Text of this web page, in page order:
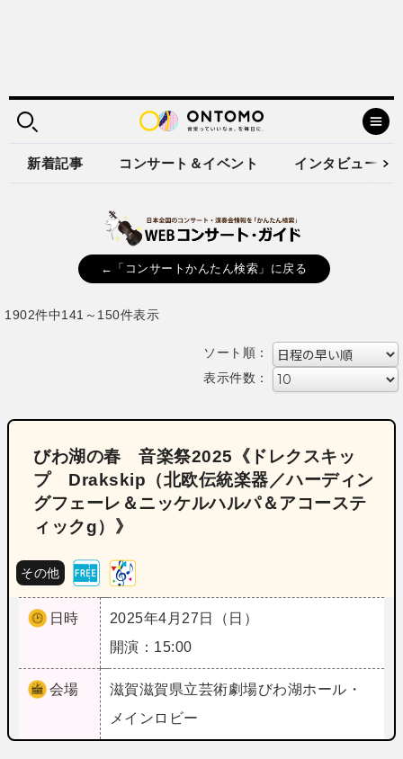
新着記事 コンサート＆イベント インタビュー
←「コンサートかんたん検索」に戻る
1902件中141～150件表示
ソート順：
表示件数：
びわ湖の春 音楽祭2025《ドレクスキッ
プ Drakskip（北欧伝統楽器／ハーディン
グフェーレ＆ニッケルハルパ＆アコーステ
ィックg）》
その他
日時
2025年4月27日（日）
開演：15:00
会場 滋賀滋賀県立芸術劇場びわ湖ホール・
メインロビー